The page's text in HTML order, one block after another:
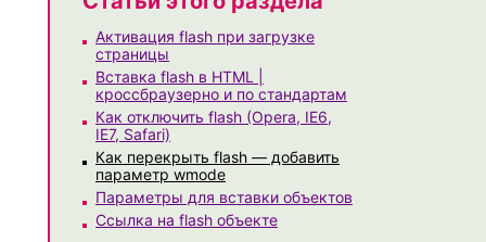
Активация flash при загрузке
страницы
Вставка flash в HTML |
кроссбраузерно и по стандартам
Как отключить flash (Opera, IE6,
IE7, Safari)
Как перекрыть flash — добавить
параметр wmode
Параметры для вставки объектов
Ссылка на flash объекте